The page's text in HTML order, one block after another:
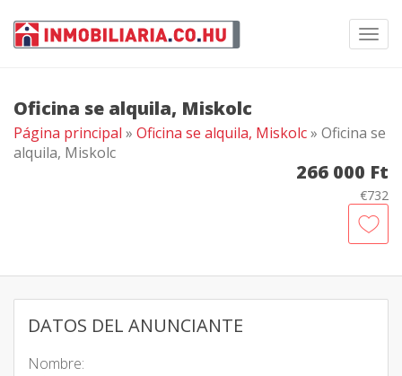
Oficina se alquila, Miskolc
Página principal » Oficina se alquila, Miskolc» Oficina se
alquila, Miskolc
266 000 Ft
€732
DATOS DEL ANUNCIANTE
Nombre: